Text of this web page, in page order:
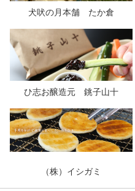
犬吠の月本舗 たか倉
ひ志お醸造元 銚子山十
（株）イシガミ